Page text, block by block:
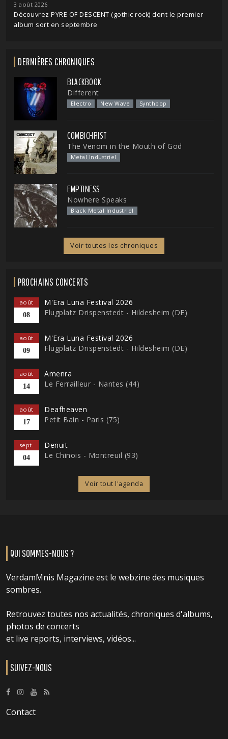
3 août 2026
Découvrez PYRE OF DESCENT (gothic rock) dont le premier
album sort en septembre
DERNIÈRES CHRONIQUES
BLACKBOOK
Different
Electro New Wave Synthpop
COMBICHRIST
The Venom in the Mouth of God
Metal Industriel
EMPTINESS
Nowhere Speaks
Black Metal Industriel
Voir toutes les chroniques
PROCHAINS CONCERTS
août
08
M'Era Luna Festival 2026
Flugplatz Drispenstedt - Hildesheim (DE)
août
09
M'Era Luna Festival 2026
Flugplatz Drispenstedt - Hildesheim (DE)
août
14
Amenra
Le Ferrailleur - Nantes (44)
août
17
Deafheaven
Petit Bain - Paris (75)
sept.
04
Denuit
Le Chinois - Montreuil (93)
Voir tout l'agenda
QUI SOMMES-NOUS ?
VerdamMnis Magazine est le webzine des musiques
sombres.
Retrouvez toutes nos actualités, chroniques d'albums,
photos de concerts
et live reports, interviews, vidéos...
SUIVEZ-NOUS
Contact